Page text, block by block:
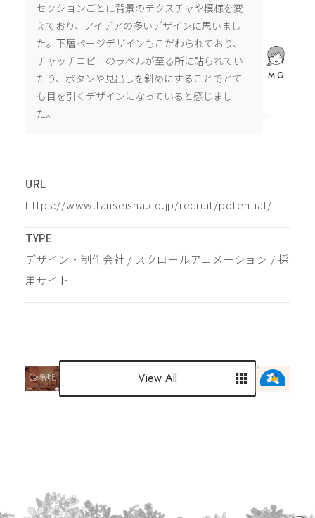
セクションごとに背景のテクスチャや模様を変
えており、アイデアの多いデザインに思いまし
た。下層ページデザインもこだわられており、
チャッチコピーのラベルが至る所に貼られてい
たり、ボタンや見出しを斜めにすることでとて
も目を引くデザインになっていると感じまし
た。
M.G
URL
https://www.tanseisha.co.jp/recruit/potential/
TYPE
デザイン・制作会社 / スクロールアニメーション / 採
用サイト
View All
View All